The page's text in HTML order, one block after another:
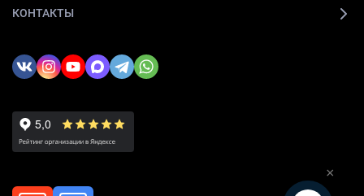
КОНТАКТЫ
×